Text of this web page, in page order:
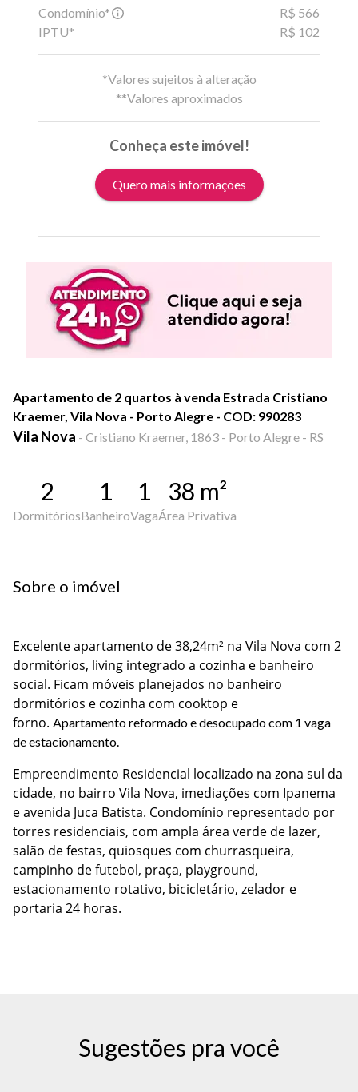
Condomínio*
R$ 566
IPTU*
R$ 102
*Valores sujeitos à alteração
**Valores aproximados
Conheça este imóvel!
Quero mais informações
Apartamento de 2 quartos à venda Estrada Cristiano
Kraemer, Vila Nova - Porto Alegre - COD: 990283
Vila Nova - Cristiano Kraemer, 1863 - Porto Alegre - RS
2
Dormitórios
1
Banheiro
1
Vaga
38 m²
Área Privativa
Sobre o imóvel
Excelente apartamento de 38,24m² na Vila Nova com 2
dormitórios, living integrado a cozinha e banheiro
social. Ficam móveis planejados no banheiro
dormitórios e cozinha com cooktop e
forno. Apartamento reformado e desocupado com 1 vaga
de estacionamento.
Empreendimento Residencial localizado na zona sul da
cidade, no bairro Vila Nova, imediações com Ipanema
e avenida Juca Batista. Condomínio representado por
torres residenciais, com ampla área verde de lazer,
salão de festas, quiosques com churrasqueira,
campinho de futebol, praça, playground,
estacionamento rotativo, bicicletário, zelador e
portaria 24 horas.
Sugestões pra você